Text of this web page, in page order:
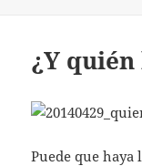
¿Y
Puede que